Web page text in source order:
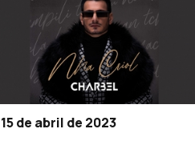
de abril de 2023